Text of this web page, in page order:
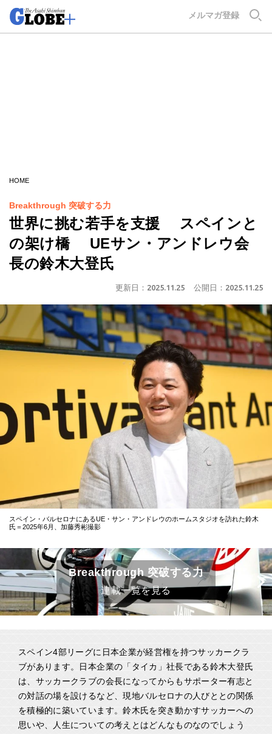
メルマガ登録
HOME
Breakthrough 突破する力
世界に挑む若手を支援 スペインと
の架け橋 UEサン・アンドレウ会
長の鈴木大登氏
更新日： 2025.11.25 公開日： 2025.11.25
スペイン・バルセロナにあるUE・サン・アンドレウのホームスタジオを訪れた鈴木
氏＝2025年6月、加藤秀彬撮影
Breakthrough 突破する力
連載一覧を見る
スペイン4部リーグに日本企業が経営権を持つサッカークラ
ブがあります。日本企業の「タイカ」社長である鈴木大登氏
は、サッカークラブの会長になってからもサポーター有志と
の対話の場を設けるなど、現地バルセロナの人びととの関係
を積極的に築いています。鈴木氏を突き動かすサッカーへの
思いや、人生についての考えとはどんなものなのでしょう